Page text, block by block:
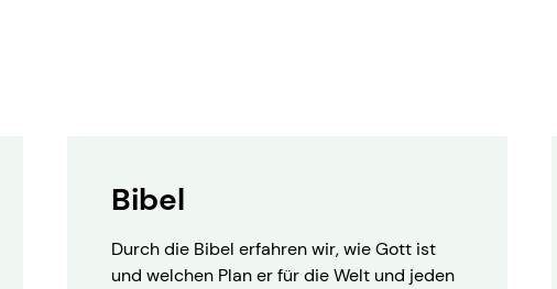
Bibel
Durch die Bibel erfahren wir, wie Gott ist
und welchen Plan er für die Welt und jeden